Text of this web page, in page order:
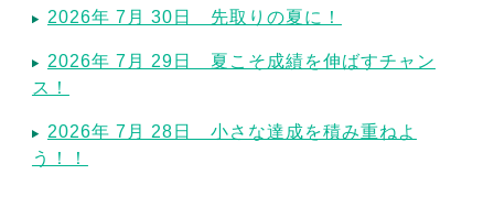
2026年 7月 30日 先取りの夏に！
2026年 7月 29日 夏こそ成績を伸ばすチャン
ス！
2026年 7月 28日 小さな達成を積み重ねよ
う！！